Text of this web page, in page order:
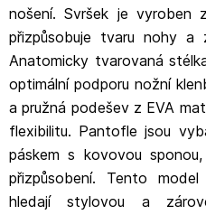
nošení. Svršek je vyroben
přizpůsobuje tvaru nohy a
Anatomicky tvarovaná
optimální podporu nožní
a pružná podešev z EVA
flexibilitu. Pantofle jsou
páskem s kovovou
přizpůsobení. Tento
hledají stylovou a